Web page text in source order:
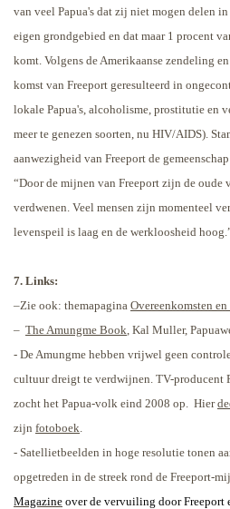
van veel Papua's dat zij niet mogen delen
eigen grondgebied en dat maar 1 procent
komt. Volgens de Amerikaanse zendeling
komst van Freeport geresulteerd in
lokale Papua's, alcoholisme, prostitutie en
meer te genezen soorten, nu HIV/AIDS).
aanwezigheid van Freeport de
“Door de mijnen van Freeport zijn de oude
verdwenen. Veel mensen zijn momenteel
levenspeil is laag en de werkloosheid
7. Links:
–Zie ook: themapagina Overeenkomsten
– The Amungme Book , Kal Muller,
- De Amungme hebben vrijwel geen
cultuur dreigt te verdwijnen. TV-producent
zocht het Papua-volk eind 2008 op.
Hier
zijn fotoboek
- Satellietbeelden in hoge resolutie tonen
opgetreden in de streek rond de Freeport-
Magazine over de vervuiling door Freeport